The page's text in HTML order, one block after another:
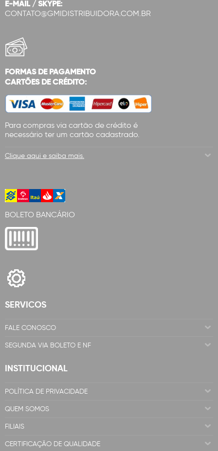
E-MAIL / SKYPE:
CONTATO@GMIDISTRIBUIDORA.COM.BR
FORMAS DE PAGAMENTO
CARTÕES DE CRÉDITO:
Para compras via cartão de crédito é
necessário ter um cartão cadastrado.
Clique aqui e saiba mais.
BOLETO BANCÁRIO
SERVICOS
FALE CONOSCO
SEGUNDA VIA BOLETO E NF
INSTITUCIONAL
POLÍTICA DE PRIVACIDADE
QUEM SOMOS
FILIAIS
CERTIFICAÇÃO DE QUALIDADE